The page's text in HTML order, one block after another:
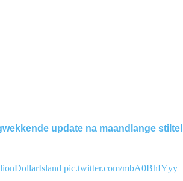
update na maandlange stilte!
pic.twitter.com/mbA0BhIYyy